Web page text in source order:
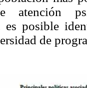
atención
es posible
de